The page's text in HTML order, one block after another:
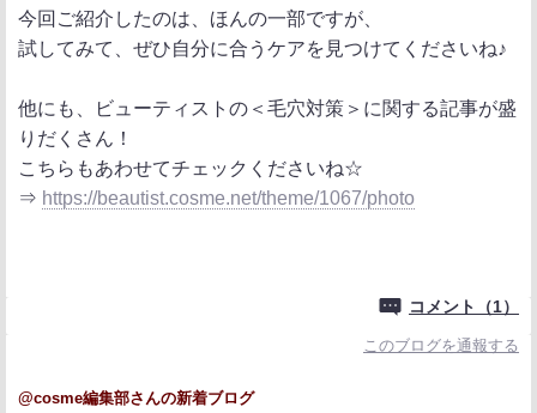
今回ご紹介したのは、ほんの一部ですが、
試してみて、ぜひ自分に合うケアを見つけてくださいね♪
他にも、ビューティストの＜毛穴対策＞に関する記事が盛
りだくさん！
こちらもあわせてチェックくださいね☆
⇒ https://beautist.cosme.net/theme/1067/photo
コメント（1）
このブログを通報する
@cosme編集部さんの新着ブログ